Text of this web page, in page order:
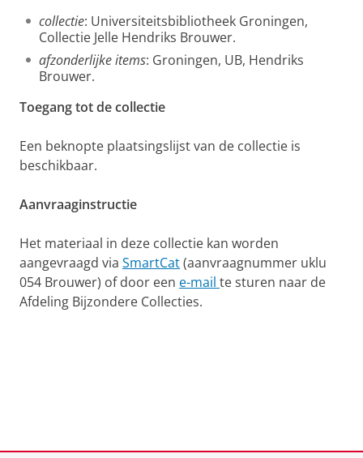
collectie: Universiteitsbibliotheek Groningen,
Collectie Jelle Hendriks Brouwer.
afzonderlijke items: Groningen, UB, Hendriks
Brouwer.
Toegang tot de collectie
Een beknopte plaatsingslijst van de collectie is
beschikbaar.
Aanvraaginstructie
Het materiaal in deze collectie kan worden
aangevraagd via SmartCat(aanvraagnummer uklu
054 Brouwer) of door een e-mail te sturen naar de
Afdeling Bijzondere Collecties.